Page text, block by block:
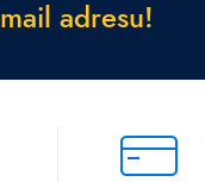
mai ad resu!